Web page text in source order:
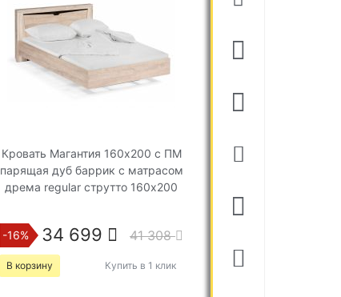
Кровать Магантия 160х200 с ПМ
парящая дуб баррик с матрасом
дрема regular струтто 160х200
-16% 34 699 41 308
В корзину Купить в 1 клик